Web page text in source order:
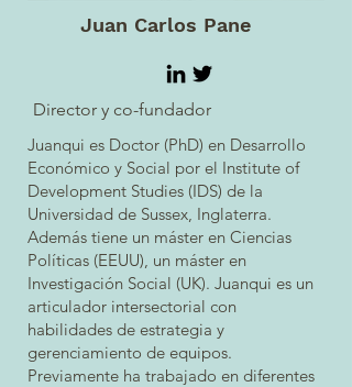
Juan Carlos Pane
Director y co-fundador
Juanqui es Doctor (PhD) en Desarrollo
Económico y Social por el Institute of
Development Studies (IDS) de la
Universidad de Sussex, Inglaterra.
Además tiene un máster en Ciencias
Políticas (EEUU), un máster en
Investigación Social (UK). Juanqui es un
articulador intersectorial con
habilidades de estrategia y
gerenciamiento de equipos.
Previamente ha trabajado en diferentes